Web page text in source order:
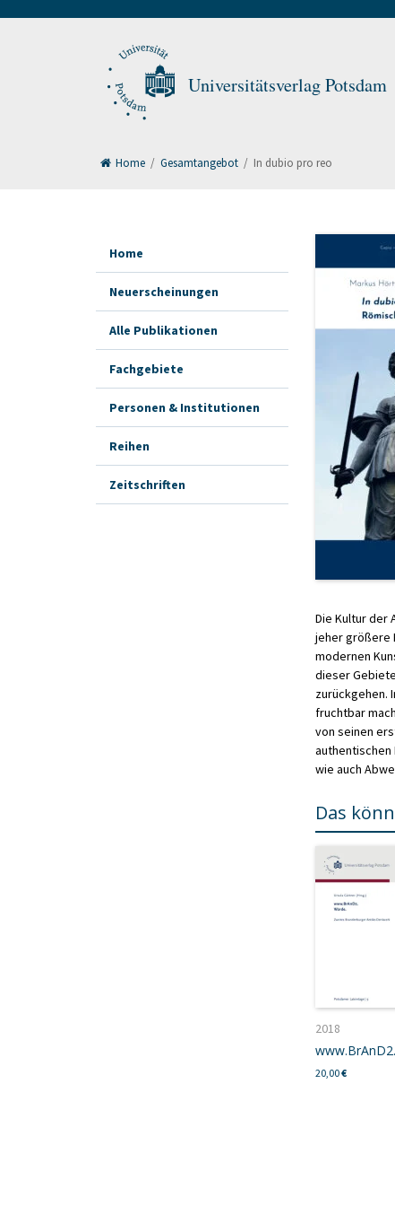
Universitätsverlag Potsdam
Home / Gesamtangebot / In dubio pro reo
Die Kultur der
jeher größere
modernen
dieser
zurückgehen.
fruchtbar
von seinen
authentischen
wie auch
Das
2018
20,00€
Home
Neuerscheinungen
Alle Publikationen
Fachgebiete
Personen & Institutionen
Reihen
Zeitschriften